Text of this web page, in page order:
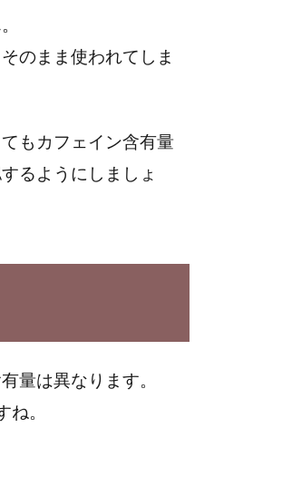
のまま使われてしま
もカフェイン含有量
るようにしましょ
量は異なります。
。